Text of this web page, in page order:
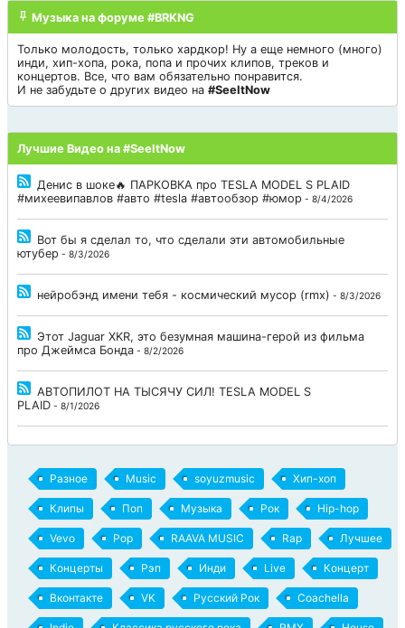
Музыка на форуме #BRKNG
Только молодость, только хардкор! Ну а еще немного (много)
инди, хип-хопа, рока, попа и прочих клипов, треков и
концертов. Все, что вам обязательно понравится.
И не забудьте о других видео на #SeeItNow
Лучшие Видео на #SeeItNow
Денис в шоке🔥 ПАРКОВКА про TESLA MODEL S PLAID
#михеевипавлов #авто #tesla #автообзор #юмор - 8/4/2026
Вот бы я сделал то, что сделали эти автомобильные
ютубер - 8/3/2026
нейробэнд имени тебя - космический мусор (rmx) - 8/3/2026
Этот Jaguar XKR, это безумная машина-герой из фильма
про Джеймса Бонда - 8/2/2026
АВТОПИЛОТ НА ТЫСЯЧУ СИЛ! TESLA MODEL S
PLAID - 8/1/2026
Разное Music soyuzmusic Хип-хоп
Клипы Поп Музыка Рок Hip-hop
Vevo Pop RAAVA MUSIC Rap Лучшее
Концерты Рэп Инди Live Концерт
Вконтакте VK Русский Рок Coachella